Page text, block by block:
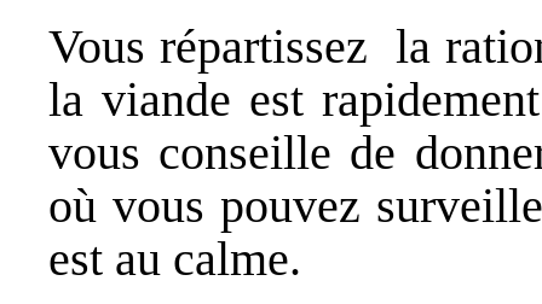
Vous répartissez la
la viande est
vous conseille de
où vous pouvez
est au calme.